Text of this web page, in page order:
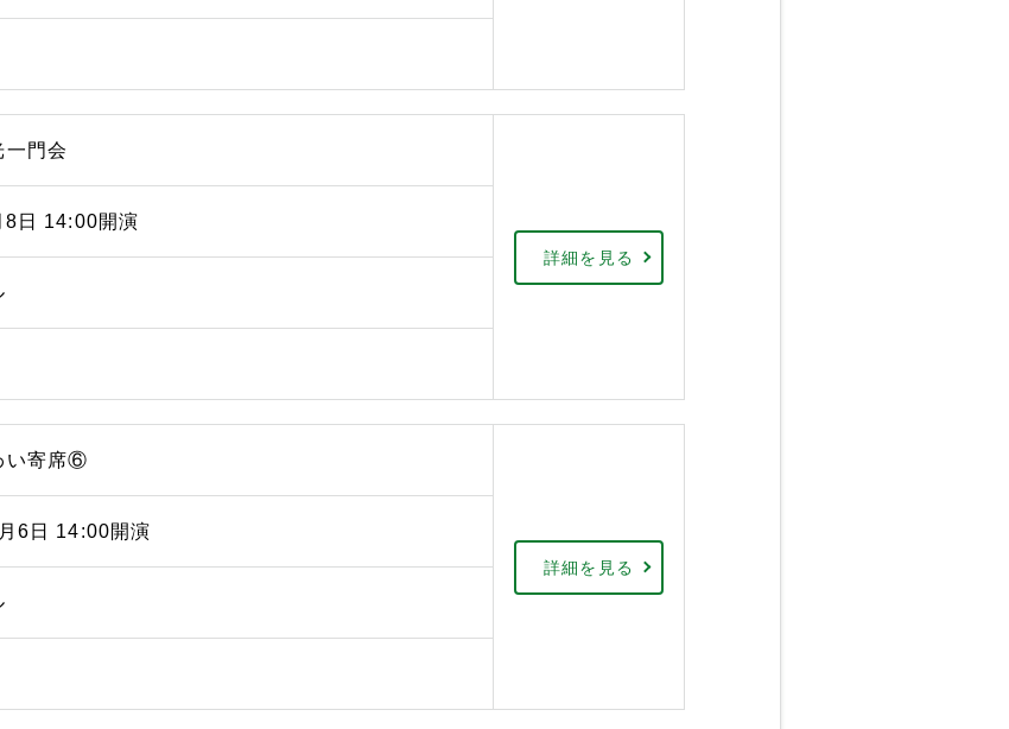
一門会
8日 14:00開演
詳細を見る
い寄席⑥
6日 14:00開演
詳細を見る